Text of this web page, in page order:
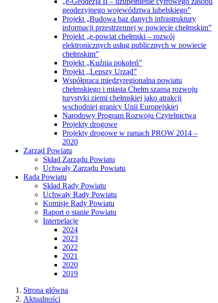
geodezyjnego województwa lubelskiego”
Projekt „Budowa baz danych infrastruktury
informacji przestrzennej w powiecie chełmskim”
Projekt „e-powiat chełmski – rozwój
elektronicznych usług publicznych w powiecie
chełmskim”
Projekt „Kuźnia pokoleń”
Projekt ,,Lepszy Urząd”
Współpraca międzyregionalna powiatu
chełmskiego i miasta Chełm szansą rozwoju
turystyki ziemi chełmskiej jako atrakcji
wschodniej granicy Unii Europejskiej
Narodowy Program Rozwoju Czytelnictwa
Projekty drogowe
Projekty drogowe w ramach PROW 2014 –
2020
Zarząd Powiatu
Skład Zarządu Powiatu
Uchwały Zarządu Powiatu
Rada Powiatu
Skład Rady Powiatu
Uchwały Rady Powiatu
Komisje Rady Powiatu
Raport o stanie Powiatu
Interpelacje
2024
2023
2022
2021
2020
2019
Strona główna
Aktualności